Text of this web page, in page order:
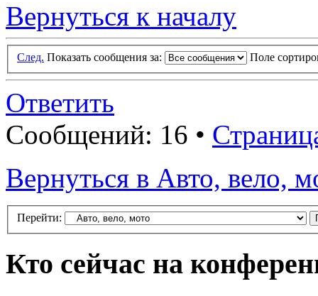
Вернуться к началу
След. Показать сообщения за: Поле
Ответить
Сообщений: 16 •
Вернуться в Авто, вело,
Перейти:
Кто сейчас на